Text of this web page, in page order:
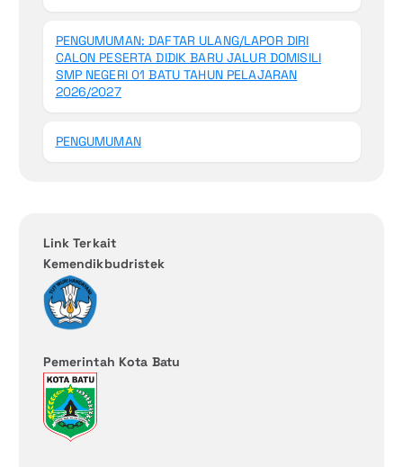
PENGUMUMAN: DAFTAR ULANG/LAPOR DIRI
CALON PESERTA DIDIK BARU JALUR DOMISILI
SMP NEGERI 01 BATU TAHUN PELAJARAN
2026/2027
PENGUMUMAN
Link Terkait
Kemendikbudristek
Pemerintah Kota Batu